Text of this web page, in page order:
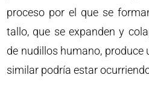
proceso por el que se
tallo, que se expanden y
de nudillos humano, produce
similar podría estar